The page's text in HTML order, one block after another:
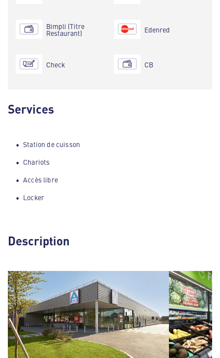
Bimpli (Titre
Restaurant)
Check
Edenred
CB
Services
Station de cuisson
Chariots
Accès libre
Locker
Description